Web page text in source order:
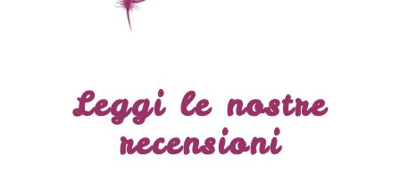
Leggi le nostre
recensioni